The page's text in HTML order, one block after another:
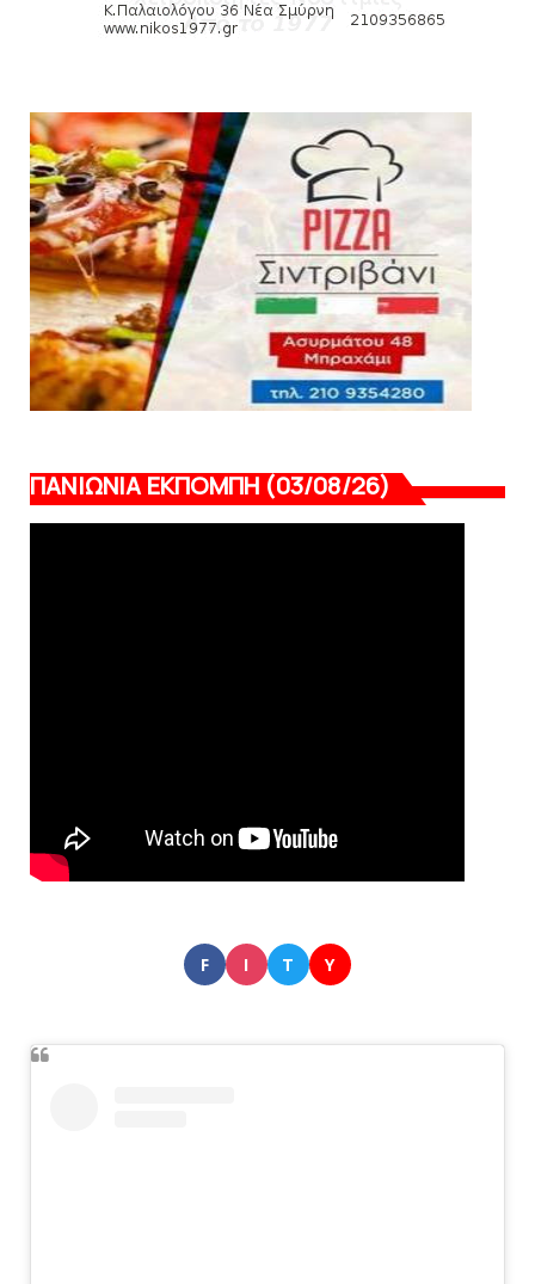
Πανιώνια Εκπομπή: Έπεσε η αυλαία της
ΕΠΙΚΑΙΡΟΤΗΤΑ
LIVE η Πανιώνια Εκπομπή!
August 03, 2026
ΠΑΝΙΩΝΙΑ ΕΚΠΟΜΠΗ (03/08/26)
F I T Y